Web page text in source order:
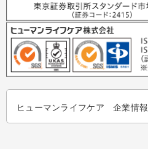
ヒューマンライフケア 企業情報